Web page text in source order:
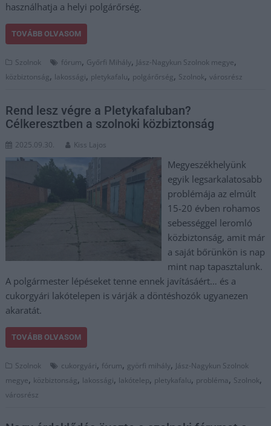
használhatja a helyi polgárőrség.
TOVÁBB OLVASOM
Szolnok fórum, Győrfi Mihály, Jász-Nagykun Szolnok megye,
közbiztonság, lakossági, pletykafalu, polgárőrség, Szolnok,városrész
Rend lesz végre a Pletykafaluban?
Célkeresztben a szolnoki közbiztonság
2025.09.30. Kiss Lajos
Megyeszékhelyünk
egyik legsarkalatosabb
problémája az elmúlt
15-20 évben rohamos
sebességgel leromló
közbiztonság, amit már
a saját bőrünkön is nap
mint nap tapasztalunk.
A polgármester lépéseket tenne ennek javításáért… és a
cukorgyári lakótelepen is várják a döntéshozók ugyanezen
akaratát.
TOVÁBB OLVASOM
Szolnok cukorgyári, fórum, györfi mihály, Jász-Nagykun Szolnok
megye, közbiztonság, lakossági, lakótelep, pletykafalu, probléma, Szolnok,
városrész